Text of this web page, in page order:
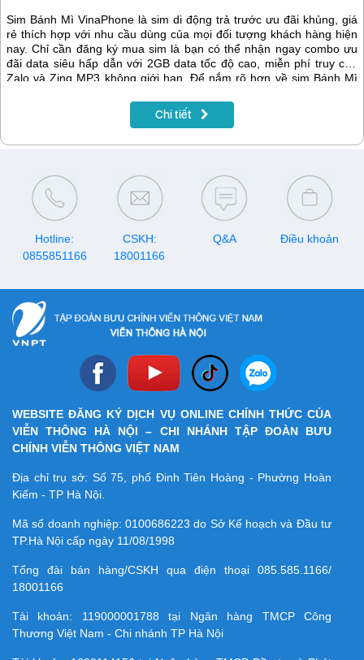
Sim Bánh Mì VinaPhone là sim di động trả trước ưu đãi khủng, giá
rẻ thích hợp với nhu cầu dùng của mọi đối tượng khách hàng hiện
nay. Chỉ cần đăng ký mua sim là bạn có thể nhận ngay combo ưu
đãi data siêu hấp dẫn với 2GB data tốc độ cao, miễn phí truy cập
Zalo và Zing MP3 không giới hạn. Để nắm rõ hơn về sim Bánh Mì
Chi tiết
Hotline:
0855851166
CSKH:
18001166
Q&A Điều khoản
WEBSITE ĐĂNG KÝ DỊCH VỤ ONLINE CHÍNH THỨC CỦA
VIỄN THÔNG HÀ NỘI – CHI NHÁNH TẬP ĐOÀN BƯU
CHÍNH VIỄN THÔNG VIỆT NAM
Địa chỉ trụ sở: Số 75, phố Đinh Tiên Hoàng - Phường Hoàn
Kiếm - TP Hà Nội.
Mã số doanh nghiệp:0100686223 do Sở Kế hoạch và Đầu tư
TP.Hà Nội cấp ngày 11/08/1998
Tổng đài bán hàng/CSKH qua điện thoại 085.585.1166/
18001166
Tài khoản: 119000001788 tại Ngân hàng TMCP Công
Thương Việt Nam - Chi nhánh TP Hà Nội